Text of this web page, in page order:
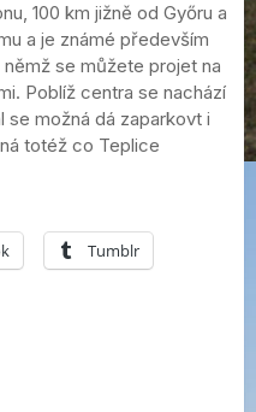
100 km jižně od Győru a
a je známé především
se můžete projet na
Poblíž centra se nachází
možná dá zaparkovt i
totéž co Teplice
Tumblr